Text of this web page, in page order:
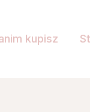
kupisz